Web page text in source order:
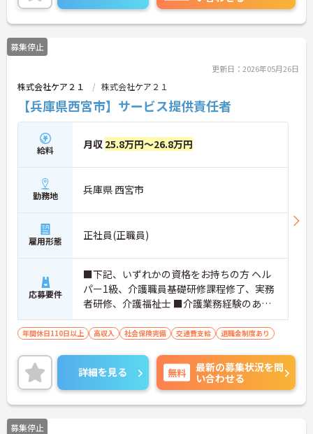
募集停止
更新日：2026年05月26日
株式会社ケア２１ 株式会社ケア２１
【兵庫県西宮市】サービス提供責任者
給料 月収 25.8万円～26.8万円
勤務地 兵庫県 西宮市
雇用形態 正社員(正職員)
応募要件
■下記、いずれかの資格をお持ちの方 ヘル
パー1級、介護職員基礎研修課程修了、実務
者研修、介護福祉士 ■介護業務経験のある
方
年間休日110日以上 高収入 社会保険完備 交通費支給 退職金制度あり
詳細を見る 無料
最新の募集状況を問
い合わせる
募集停止